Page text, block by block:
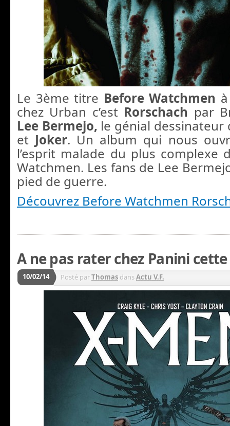
Le 3ème titre Before Watchmen
chez Urban c’est Rorschach par
Lee Bermejo, le génial dessinateur
et Joker. Un album qui nous
l’esprit malade du plus complexe
Watchmen. Les fans de Lee
pied de guerre.
Découvrez Before Watchmen
A ne pas rater chez Panini
10/02/14 Posté parThomas dansActu V.F.